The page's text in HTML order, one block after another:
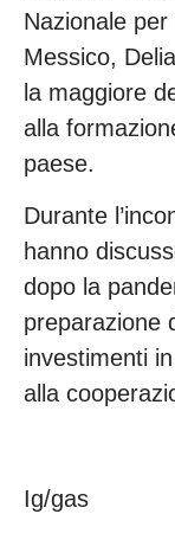
Nazionale per
Messico,
la maggiore
alla
paese.
Durante
hanno
dopo la
preparazione
investimenti
alla
Ig/gas